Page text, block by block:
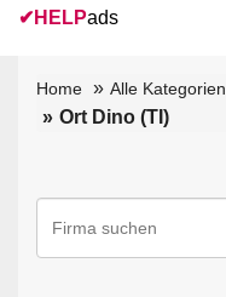
✔ HELPads
Home Alle Kategorien
Ort Dino (TI)